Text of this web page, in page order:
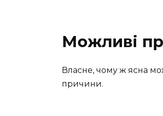
Можливі
Власне, чому ж ясна
причини.